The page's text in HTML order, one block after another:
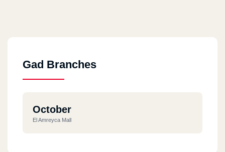
Gad Branches
October
El Amreyca Mall